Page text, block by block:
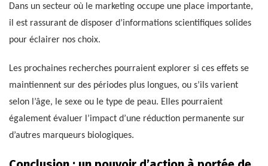
Dans un secteur où le marketing occupe une place importante,
il est rassurant de disposer d’informations scientifiques solides
pour éclairer nos choix.
Les prochaines recherches pourraient explorer si ces effets se
maintiennent sur des périodes plus longues, ou s’ils varient
selon l’âge, le sexe ou le type de peau. Elles pourraient
également évaluer l’impact d’une réduction permanente sur
d’autres marqueurs biologiques.